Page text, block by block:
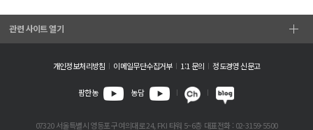
개인정보처리방침 이메일무단수집거부 1:1 문의 정도경영 신문고
팜한농 농담
07320 서울특별시 영등포구 여의대로 24, FKI 타워 5~6층 대표전화 : 02-3159-5500
관련 사이트 열기